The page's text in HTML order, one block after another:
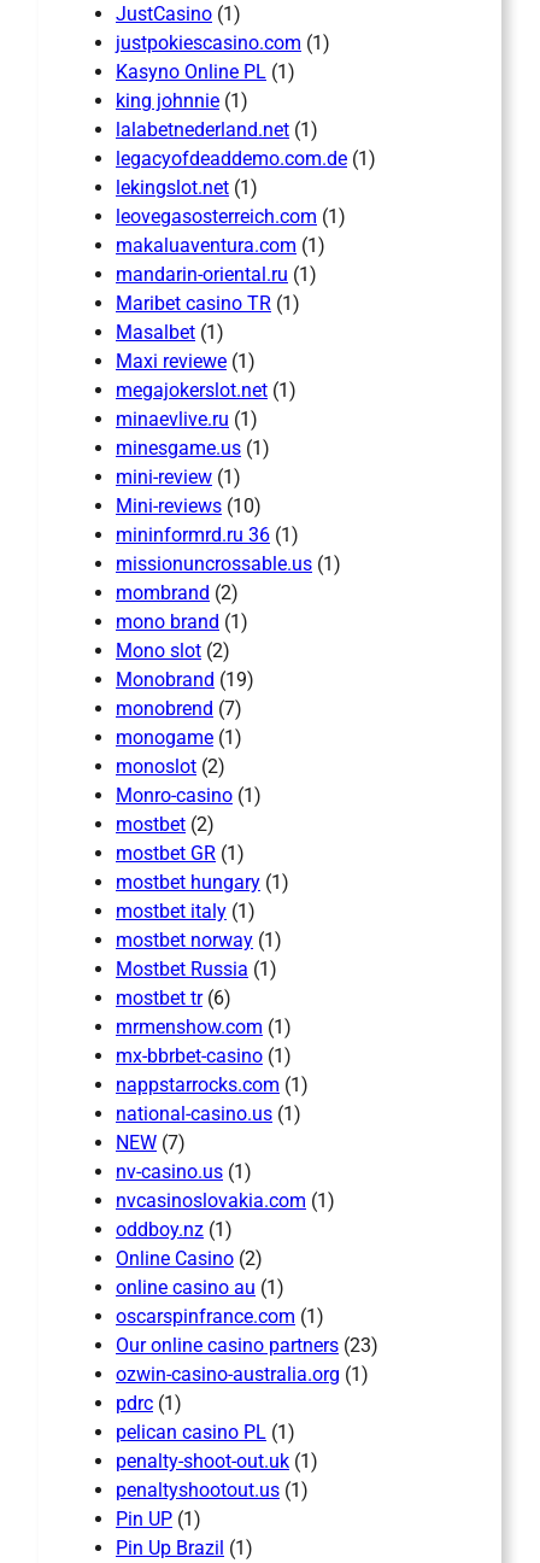
JustCasino (1)
justpokiescasino.com (1)
Kasyno Online PL (1)
king johnnie (1)
lalabetnederland.net (1)
legacyofdeaddemo.com.de (1)
lekingslot.net (1)
leovegasosterreich.com (1)
makaluaventura.com (1)
mandarin-oriental.ru (1)
Maribet casino TR (1)
Masalbet (1)
Maxi reviewe (1)
megajokerslot.net (1)
minaevlive.ru (1)
minesgame.us (1)
mini-review (1)
Mini-reviews (10)
mininformrd.ru 36 (1)
missionuncrossable.us (1)
mombrand (2)
mono brand (1)
Mono slot (2)
Monobrand (19)
monobrend (7)
monogame (1)
monoslot (2)
Monro-casino (1)
mostbet (2)
mostbet GR (1)
mostbet hungary (1)
mostbet italy (1)
mostbet norway (1)
Mostbet Russia (1)
mostbet tr(6)
mrmenshow.com (1)
mx-bbrbet-casino (1)
nappstarrocks.com (1)
national-casino.us (1)
NEW (7)
nv-casino.us (1)
nvcasinoslovakia.com (1)
oddboy.nz (1)
Online Casino (2)
online casino au (1)
oscarspinfrance.com (1)
Our online casino partners (23)
ozwin-casino-australia.org (1)
pdrc (1)
pelican casino PL (1)
penalty-shoot-out.uk (1)
penaltyshootout.us (1)
Pin UP (1)
Pin Up Brazil (1)